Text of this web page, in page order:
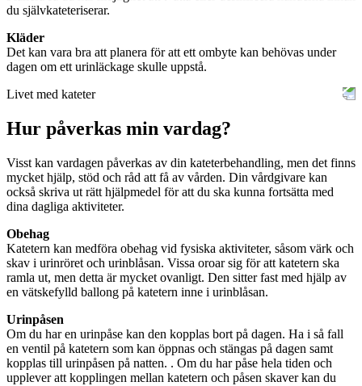
du självkateteriserar.
Kläder
Det kan vara bra att planera för att ett ombyte kan behövas under
dagen om ett urinläckage skulle uppstå.
Livet med kateter
Hur påverkas min vardag?
Visst kan vardagen påverkas av din kateterbehandling, men det finns
mycket hjälp, stöd och råd att få av vården. Din vårdgivare kan
också skriva ut rätt hjälpmedel för att du ska kunna fortsätta med
dina dagliga aktiviteter.
Obehag
Katetern kan medföra obehag vid fysiska aktiviteter, såsom värk och
skav i urinröret och urinblåsan. Vissa oroar sig för att katetern ska
ramla ut, men detta är mycket ovanligt. Den sitter fast med hjälp av
en vätskefylld ballong på katetern inne i urinblåsan.
Urinpåsen
Om du har en urinpåse kan den kopplas bort på dagen. Ha i så fall
en ventil på katetern som kan öppnas och stängas på dagen samt
kopplas till urinpåsen på natten. . Om du har påse hela tiden och
upplever att kopplingen mellan katetern och påsen skaver kan du